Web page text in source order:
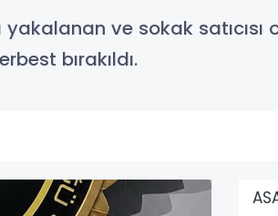
ve sokak satıcısı
bırakıldı.